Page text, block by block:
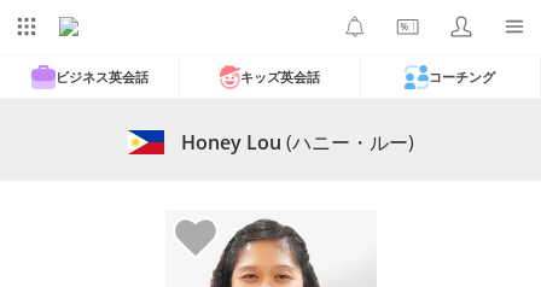
ビジネス英会話 キッズ英会話 コーチング
Honey Lou (ハニー・ルー)